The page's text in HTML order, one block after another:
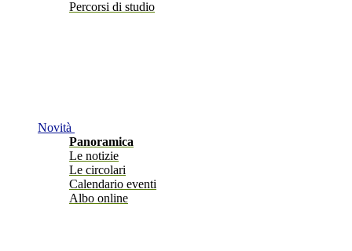
Percorsi di studio
Novità
Panoramica
Le notizie
Le circolari
Calendario eventi
Albo online